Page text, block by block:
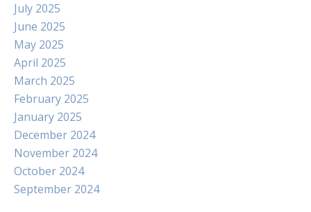
July 2025
June 2025
May 2025
April 2025
March 2025
February 2025
January 2025
December 2024
November 2024
October 2024
September 2024